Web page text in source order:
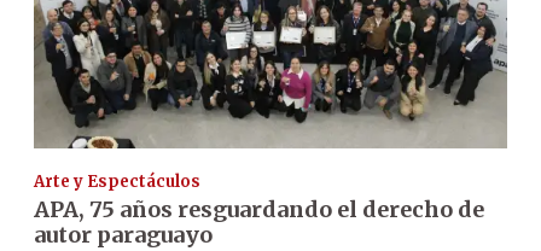
Arte y Espectáculos
APA, 75 años resguardando el derecho de
autor paraguayo